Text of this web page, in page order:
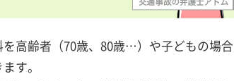
を高齢者（70歳、80歳…）や子どもの場
す。